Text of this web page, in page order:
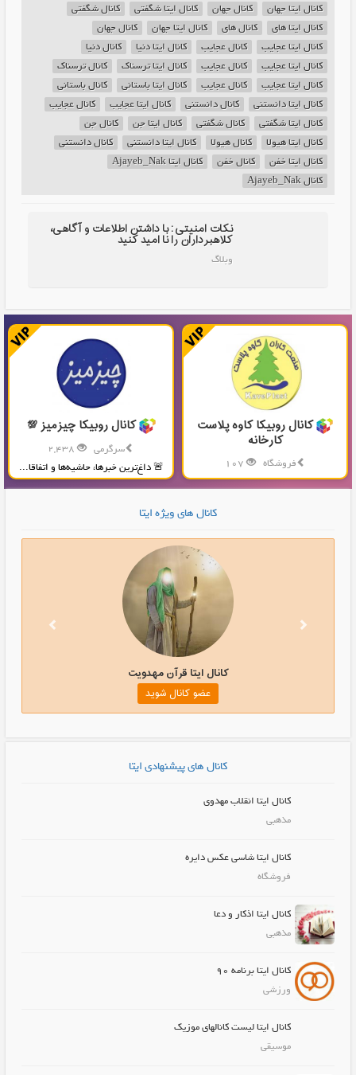
کانال ایتا جهان کانال جهان کانال ایتا شگفتی
کانال شگفتی
کانال ایتا های
کانال های کانال ایتا جهان
کانال جهان
کانال ایتا عجایب
کانال عجایب کانال ایتا دنیا
کانال دنیا
کانال ایتا عجایب
کانال عجایب کانال ایتا ترسناک
کانال ترسناک
کانال ایتا عجایب
کانال عجایب کانال ایتا باستانی
کانال باستانی
کانال ایتا دانستنی
کانال دانستنی کانال ایتا عجایب
کانال عجایب
کانال ایتا شگفتی
کانال شگفتی کانال ایتا جن
کانال جن
کانال ایتا هیولا
کانال هیولا کانال ایتا دانستنی
کانال دانستنی
کانال ایتا خفن
کانال خفن
کانال ایتا Ajayeb_Nak
کانال Ajayeb_Nak
نکات امنیتی: با داشتن اطلاعات و آگاهی،
کلاهبرداران را نا امید کنید
وبلاگ
کانال روبیکا کاوه پلاست
کارخانه
فروشگاه
تولید و پخش محصولات پلاستیکی...
کانال روبیکا چیزمیز 💯
سرگرمی
🚨 داغ‌ترین خبرها، حاشیه‌ها و اتفاقا...
کانال های ویژه ایتا
کانال ایتا قرآن مهدویت
عضو کانال شوید
کانال های پیشنهادی ایتا
کانال ایتا انقلاب مهدوی
مذهبی
کانال ایتا شاسی عکس دایره
فروشگاه
کانال ایتا اذکار و دعا
مذهبی
کانال ایتا برنامه 90
ورزشی
کانال ایتا لیست کانالهای موزیک
موسیقی